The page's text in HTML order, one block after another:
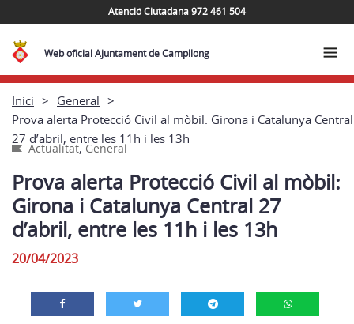
Atenció Ciutadana 972 461 504
Web oficial Ajuntament de Campllong
Inici
General
Prova alerta Protecció Civil al mòbil: Girona i Catalunya Central
27 d’abril, entre les 11h i les 13h
Actualitat,General
Prova alerta Protecció Civil al mòbil:
Girona i Catalunya Central 27
d’abril, entre les 11h i les 13h
20/04/2023